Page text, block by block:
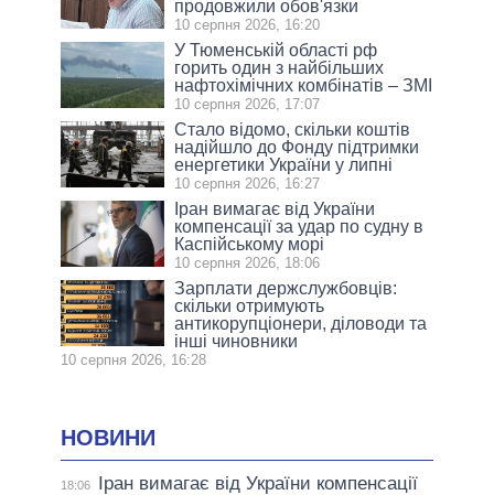
продовжили обов'язки
10 серпня 2026, 16:20
У Тюменській області рф
горить один з найбільших
нафтохімічних комбінатів – ЗМІ
10 серпня 2026, 17:07
Стало відомо, скільки коштів
надійшло до Фонду підтримки
енергетики України у липні
10 серпня 2026, 16:27
Іран вимагає від України
компенсації за удар по судну в
Каспійському морі
10 серпня 2026, 18:06
Зарплати держслужбовців:
скільки отримують
антикорупціонери, діловоди та
інші чиновники
10 серпня 2026, 16:28
НОВИНИ
18:06
Іран вимагає від України компенсації